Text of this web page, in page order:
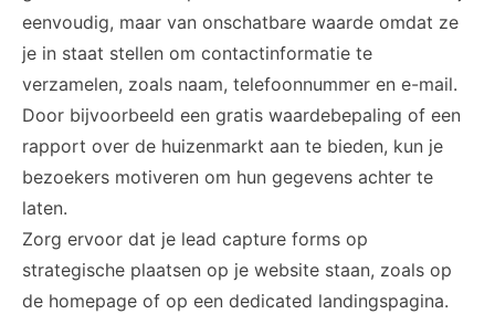
eenvoudig, maar van onschatbare waarde omdat ze
je in staat stellen om contactinformatie te
verzamelen, zoals naam, telefoonnummer en e-mail.
Door bijvoorbeeld een gratis waardebepaling of een
rapport over de huizenmarkt aan te bieden, kun je
bezoekers motiveren om hun gegevens achter te
laten.
Zorg ervoor dat je lead capture forms op
strategische plaatsen op je website staan, zoals op
de homepage of op een dedicated landingspagina.